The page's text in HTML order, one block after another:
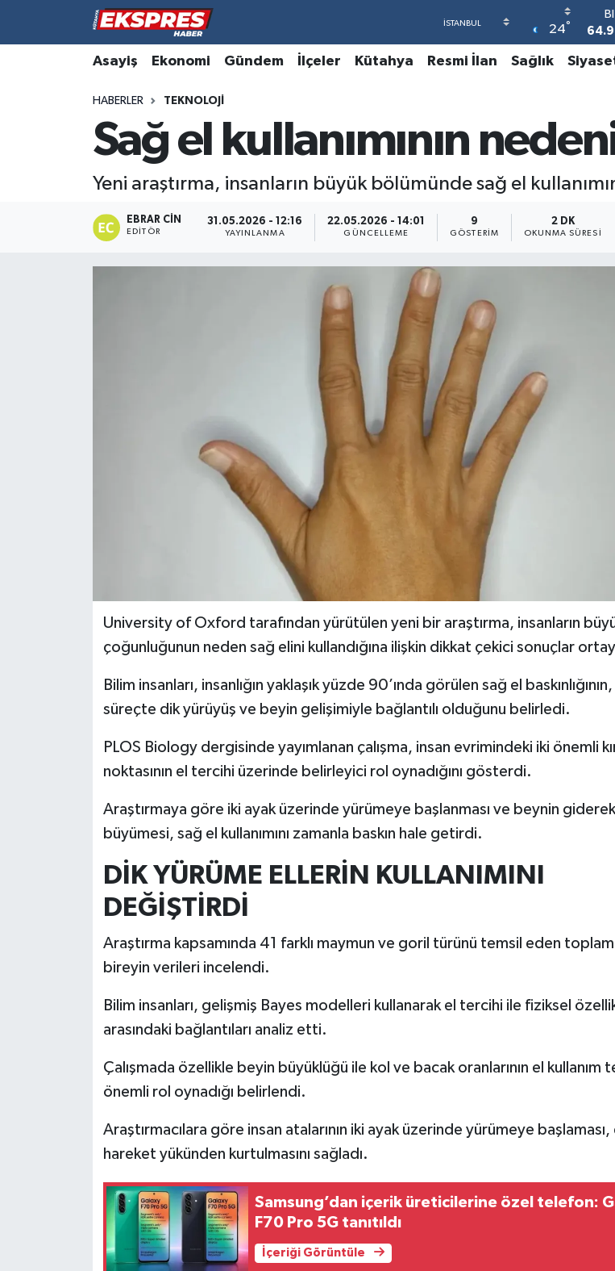
24°
Asayiş Ekonomi Gündem İlçeler Kütahya Resmi İlan Sağlık
HABERLER TEKNOLOJI
Sağ el kullanımının
Yeni araştırma, insanların büyük bölümünde sağ el
EBRAR CIN
EDITÖR
31.05.2026 - 12:16
YAYINLANMA
22.05.2026 - 14:01
GÜNCELLEME
9
GÖSTERIM
2 DK
OKUNMA SÜRESI
University of Oxford tarafından yürütülen yeni bir araştırma, insanların
çoğunluğunun neden sağ elini kullandığına ilişkin dikkat çekici sonuçlar
Bilim insanları, insanlığın yaklaşık yüzde 90’ında görülen sağ el
süreçte dik yürüyüş ve beyin gelişimiyle bağlantılı olduğunu belirledi.
PLOS Biology dergisinde yayımlanan çalışma, insan evrimindeki iki önemli
noktasının el tercihi üzerinde belirleyici rol oynadığını gösterdi.
Araştırmaya göre iki ayak üzerinde yürümeye başlanması ve beynin giderek
büyümesi, sağ el kullanımını zamanla baskın hale getirdi.
DİK YÜRÜME ELLERİN KULLANIMINI
DEĞİŞTİRDİ
Araştırma kapsamında 41 farklı maymun ve goril türünü temsil eden
bireyin verileri incelendi.
Bilim insanları, gelişmiş Bayes modelleri kullanarak el tercihi ile fiziksel
arasındaki bağlantıları analiz etti.
Çalışmada özellikle beyin büyüklüğü ile kol ve bacak oranlarının el kullanım
önemli rol oynadığı belirlendi.
Araştırmacılara göre insan atalarının iki ayak üzerinde yürümeye başlaması,
hareket yükünden kurtulmasını sağladı.
Samsung’dan içerik üreticilerine özel telefon:
F70 Pro 5G tanıtıldı
İçeriği Görüntüle
Altıntaş
Aslanapa
Biyografiler
Çavdarhisar
Köşe Yazıları
Kültür Sanat
Otomobil
Resmi İlan
Rüya Tabirleri
Hava Durumu
Trafik Durumu
Süper Lig Puan Durumu ve Fikstür
Tüm Manşetler
Son Dakika Haberleri
Haber Arşivi